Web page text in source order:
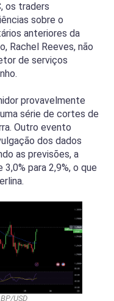
os traders
sobre o
anteriores da
Rachel Reeves, não
de serviços
provavelmente
série de cortes de
Outro evento
dos dados
as previsões, a
para 2,9%, o que
USD